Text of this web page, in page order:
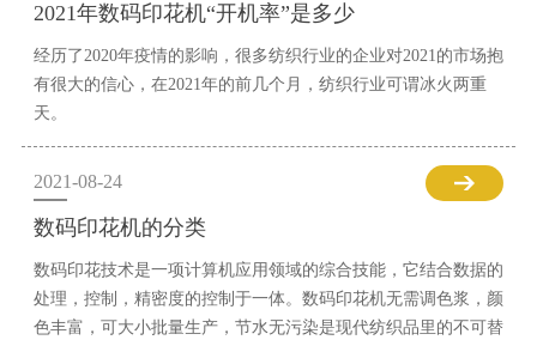
2021年数码印花机“开机率”是多少
经历了2020年疫情的影响，很多纺织行业的企业对2021的市场抱
有很大的信心，在2021年的前几个月，纺织行业可谓冰火两重
天。
2021-08-24
数码印花机的分类
数码印花技术是一项计算机应用领域的综合技能，它结合数据的
处理，控制，精密度的控制于一体。数码印花机无需调色浆，颜
色丰富，可大小批量生产，节水无污染是现代纺织品里的不可替